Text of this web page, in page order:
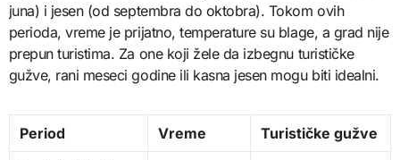
juna) i jesen (od septembra do oktobra). Tokom ovih
perioda, vreme je prijatno, temperature su blage, a grad nije
prepun turistima. Za one koji žele da izbegnu turističke
gužve, rani meseci godine ili kasna jesen mogu biti idealni.
Period Vreme Turističke gužve